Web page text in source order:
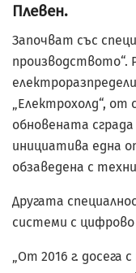
Плевен.
Започват със
производството“.
„Електрохолд“, от
обновената
инициатива една
обзаведена с
Другата
системи с цифрово
„От 2016 г. досега